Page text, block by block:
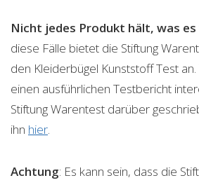
Nicht jedes Produkt hält, was
diese Fälle bietet die Stiftung
den Kleiderbügel Kunststoff Test
einen ausführlichen Testbericht
Stiftung Warentest darüber
ihn hier.
Achtung: Es kann sein, dass die